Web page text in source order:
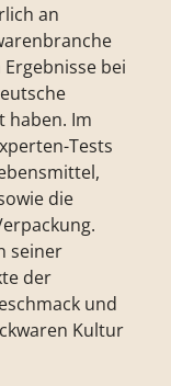
an
bei
haben. Im
Tests
die
seiner
der
und
Kultur